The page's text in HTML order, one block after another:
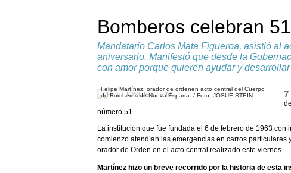
Bomberos celebran
Mandatario Carlos Mata Figueroa, asistió al
aniversario. Manifestó que desde la
con amor porque quieren ayudar y
Felipe Martínez, orador de ordenen acto central del Cuerpo
de Bomberos de Nueva Esparta. / Foto: JOSUÉ STEIN
7
número 51.
La institución que fue fundada el 6 de febrero de 1963
comienzo atendían las emergencias en carros
orador de Orden en el acto central realizado este viernes.
Martínez hizo un breve recorrido por la historia de esta